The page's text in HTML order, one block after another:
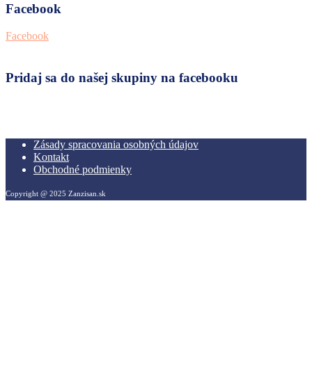
Facebook
Facebook
Pridaj sa do našej skupiny na facebooku
Zásady spracovania osobných údajov
Kontakt
Obchodné podmienky
Copyright @ 2025 Zanzisan.sk